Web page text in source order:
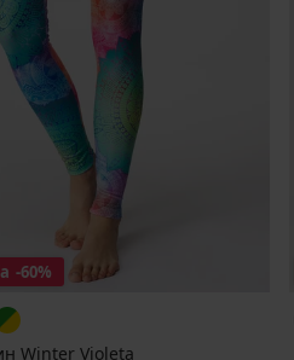
-60%
Winter Violeta